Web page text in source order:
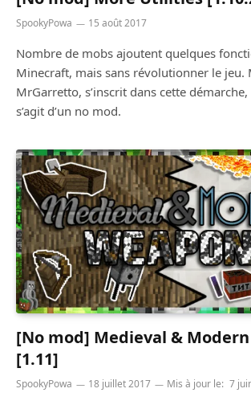
SpookyPowa 15 août 2017
Nombre de mobs ajoutent quelques
Minecraft, mais sans révolutionner le jeu.
MrGarretto, s’inscrit dans cette démarche,
s’agit d’un no mod.
[No mod] Medieval &
[1.11]
SpookyPowa 18 juillet 2017 Mis à jour le: 7